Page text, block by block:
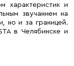
характеристик и
звучанием на
но и за границей.
в Челябинске и